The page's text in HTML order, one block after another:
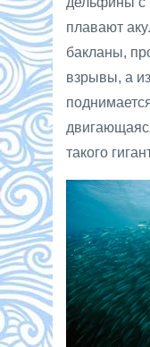
плавают
бакланы,
взрывы, а
такого